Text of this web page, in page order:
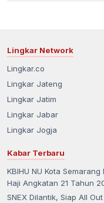
Lingkar Network
Lingkar.co
Lingkar Jateng
Lingkar Jatim
Lingkar Jabar
Lingkar Jogja
Kabar Terbaru
KBIHU NU Kota
Haji Angkatan 21 Tahun
SNEX Dilantik, Siap All